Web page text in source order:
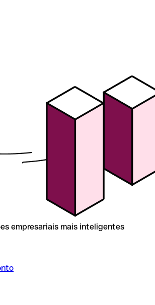
empresariais mais inteligentes